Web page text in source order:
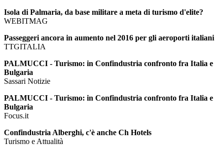
Isola di Palmaria, da base militare a meta di turismo d'elite?
WEBITMAG
Passeggeri ancora in aumento nel 2016 per gli aeroporti italiani
TTGITALIA
PALMUCCI - Turismo: in Confindustria confronto fra Italia e
Bulgaria
Sassari Notizie
PALMUCCI - Turismo: in Confindustria confronto fra Italia e
Bulgaria
Focus.it
Confindustria Alberghi, c'è anche Ch Hotels
Turismo e Attualità